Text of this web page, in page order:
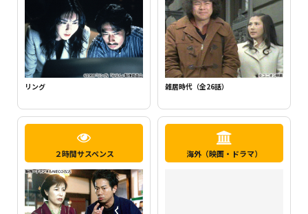
らせん
新・ミナミの帝王1（千原ジュニア主
２時間サスペンス 海外（映画・ドラマ）